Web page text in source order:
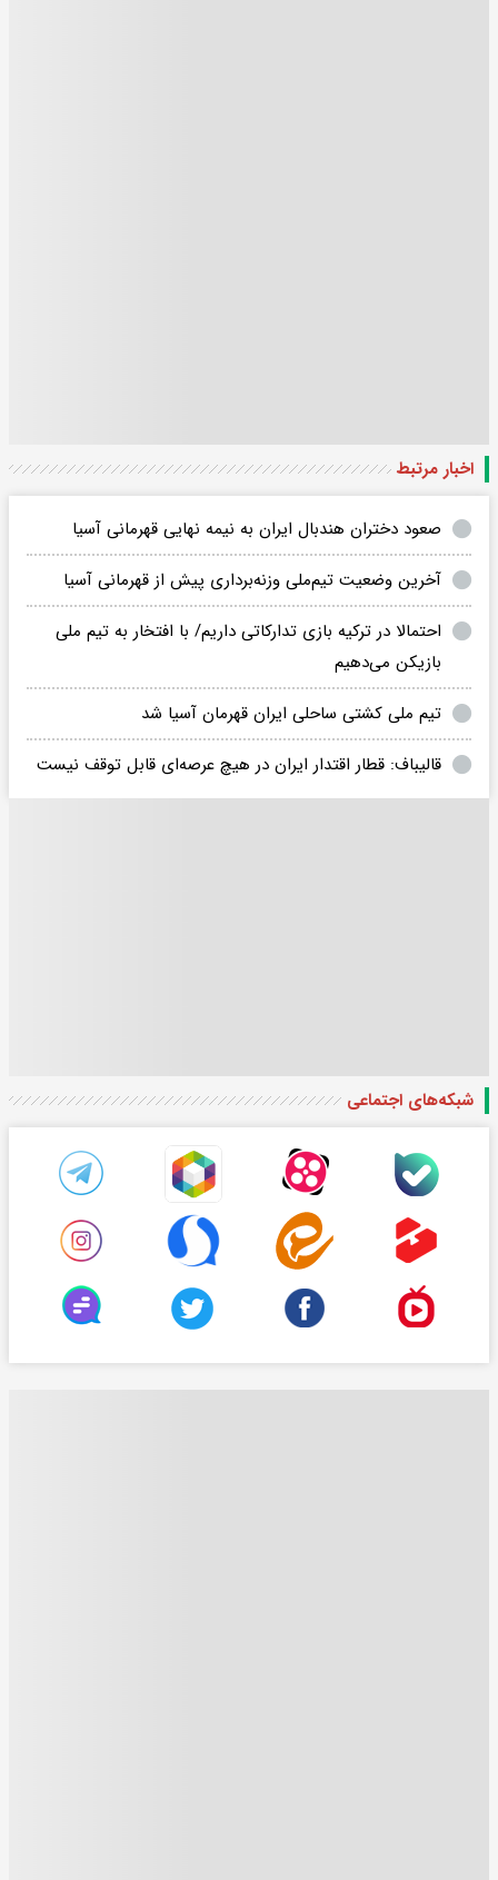
اخبار مرتبط
صعود دختران هندبال ایران به نیمه نهایی قهرمانی آسیا
آخرین وضعیت تیم‌ملی وزنه‌برداری پیش از قهرمانی آسیا
احتمالا در ترکیه بازی تدارکاتی داریم/ با افتخار به تیم ملی
بازیکن می‌دهیم
تیم ملی کشتی ساحلی ایران قهرمان آسیا شد
قالیباف: قطار اقتدار ایران در هیچ عرصه‌ای قابل توقف نیست
شبکه‌های اجتماعی